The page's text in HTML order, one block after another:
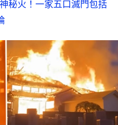
秘火！一家五口滅門包括